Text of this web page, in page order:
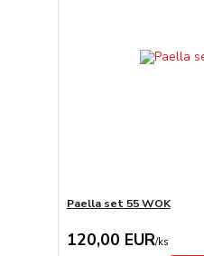
Paella set 55 WOK
120,00 EUR/ks